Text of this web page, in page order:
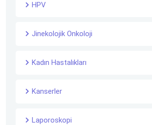
HPV
Jinekolojik Onkoloji
Kadın Hastalıkları
Kanserler
Laporoskopi